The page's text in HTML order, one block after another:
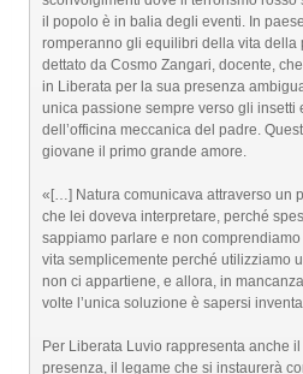
il popolo è in balia degli eventi. In
romperanno gli equilibri della vita della
dettato da Cosmo Zangari, docente,
in Liberata per la sua presenza
unica passione sempre verso gli insetti
dell’officina meccanica del padre.
giovane il primo grande amore.
«[…] Natura comunicava attraverso un
che lei doveva interpretare, perché
sappiamo parlare e non
vita semplicemente perché utilizziamo
non ci appartiene, e allora, in
volte l’unica soluzione è sapersi
Per Liberata Luvio rappresenta anche
presenza, il legame che si instaurerà